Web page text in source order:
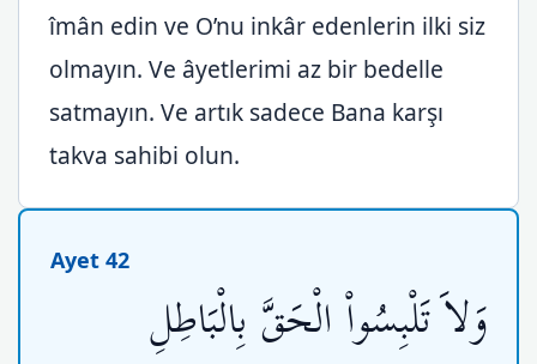
îmân edin ve O’nu inkâr edenlerin ilki siz
olmayın. Ve âyetlerimi az bir bedelle
satmayın. Ve artık sadece Bana karşı
takva sahibi olun.
Ayet 42
وَلاَ تَلْبِسُواْ الْحَقَّ بِالْبَاطِلِ